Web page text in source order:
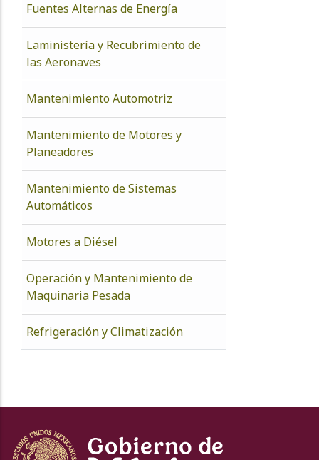
Fuentes Alternas de Energía
Laministería y Recubrimiento de
las Aeronaves
Mantenimiento Automotriz
Mantenimiento de Motores y
Planeadores
Mantenimiento de Sistemas
Automáticos
Motores a Diésel
Operación y Mantenimiento de
Maquinaria Pesada
Refrigeración y Climatización